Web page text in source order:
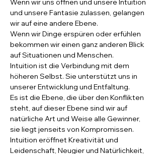
Wenn wir uns öffnen und unsere Intuition
und unsere Fantasie zulassen, gelangen
wir auf eine andere Ebene.
Wenn wir Dinge erspüren oder erfühlen
bekommen wir einen ganz anderen Blick
auf Situationen und Menschen.
Intuition ist die Verbindung mit dem
höheren Selbst. Sie unterstützt uns in
unserer Entwicklung und Entfaltung.
Es ist die Ebene, die über den Konflikten
steht, auf dieser Ebene sind wir auf
natürliche Art und Weise alle Gewinner,
sie liegt jenseits von Kompromissen.
Intuition eröffnet Kreativität und
Leidenschaft, Neugier und Natürlichkeit,